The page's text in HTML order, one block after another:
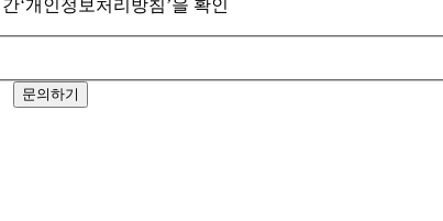
‘개인정보처리방침’을 확인
문의하기